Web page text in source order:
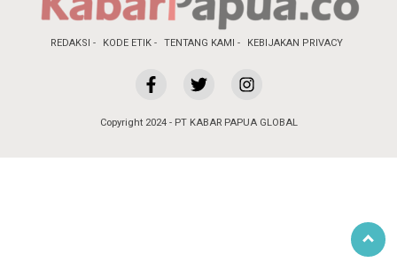
REDAKSI KODE ETIK TENTANG KAMI KEBIJAKAN PRIVACY
Copyright 2024 - PT KABAR PAPUA GLOBAL